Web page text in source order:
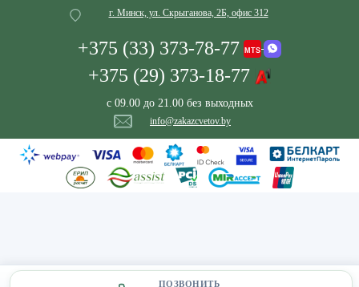
ПОЗВОНИТЬ
г. Минск, ул. Скрыганова, 2Б, офис 312
+375 (33) 373-78-77
+375 (29) 373-18-77
с 09.00 до 21.00 без выходных
info@zakazcvetov.by